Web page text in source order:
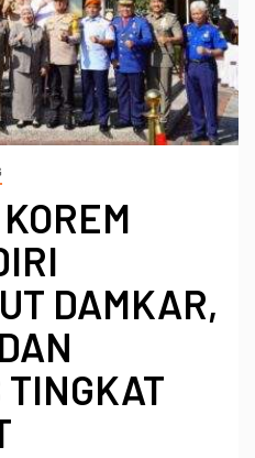
DAMKAR,